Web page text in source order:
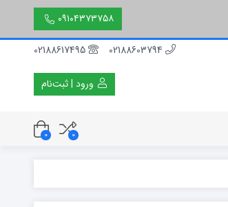
۰۹۱۰۴۳۷۳۷۵۸
02188617495
ورود | ثبت‌نام
0
0